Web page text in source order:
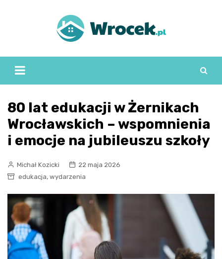
80 lat edukacji w Żernikach
Wrocławskich – wspomnienia
i emocje na jubileuszu szkoły
Michał Kozicki
22 maja 2026
edukacja, wydarzenia